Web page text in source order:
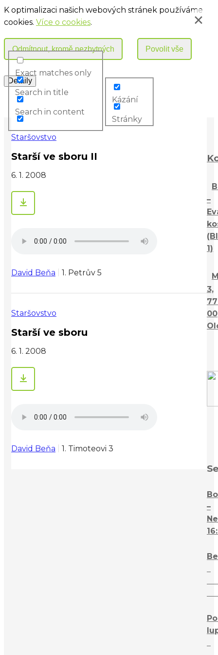
K optimalizaci našich webových stránek používáme
cookies. Více o cookies.
Staršovstvo
Starší ve sboru II
6. 1. 2008
David Beňa 1. Petrův 5
Staršovstvo
Starší ve sboru
6. 1. 2008
David Beňa 1. Timoteovi 3
–
1)
3,
00
–
Ne
Exact matches only
Search in title
Search in content
Kázání
Stránky